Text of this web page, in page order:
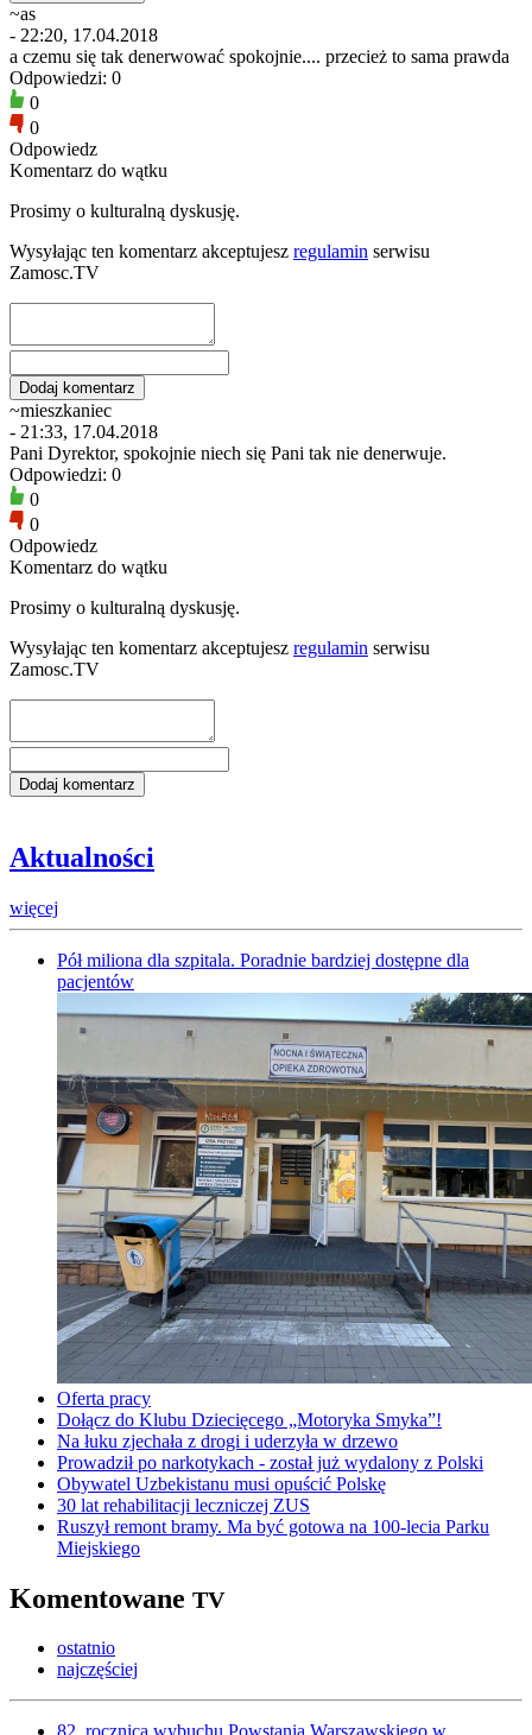
~as
- 22:20, 17.04.2018
a czemu się tak denerwować spokojnie.... przecież to sama prawda
Odpowiedzi: 0
0
0
Odpowiedz
Komentarz do wątku
Prosimy o kulturalną dyskusję.
Wysyłając ten komentarz akceptujesz regulamin serwisu
Zamosc.TV
~mieszkaniec
- 21:33, 17.04.2018
Pani Dyrektor, spokojnie niech się Pani tak nie denerwuje.
Odpowiedzi: 0
0
0
Odpowiedz
Komentarz do wątku
Prosimy o kulturalną dyskusję.
Wysyłając ten komentarz akceptujesz regulamin serwisu
Zamosc.TV
Aktualności
więcej
Pół miliona dla szpitala. Poradnie bardziej dostępne dla
pacjentów
Oferta pracy
Dołącz do Klubu Dziecięcego „Motoryka Smyka”!
Na łuku zjechała z drogi i uderzyła w drzewo
Prowadził po narkotykach - został już wydalony z Polski
Obywatel Uzbekistanu musi opuścić Polskę
30 lat rehabilitacji leczniczej ZUS
Ruszył remont bramy. Ma być gotowa na 100-lecia Parku
Miejskiego
Komentowane TV
ostatnio
najczęściej